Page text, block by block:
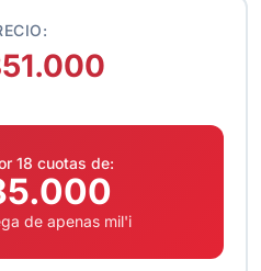
18 cuotas de:
de apenas mil'i